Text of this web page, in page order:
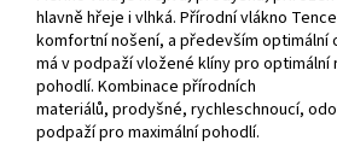
hlavně hřeje i vlhká. Přírodní vlákno
komfortní nošení, a především optimální
má v podpaží vložené klíny pro optimální
pohodlí. Kombinace přírodních
materiálů, prodyšné, rychleschnoucí,
podpaží pro maximální pohodlí.